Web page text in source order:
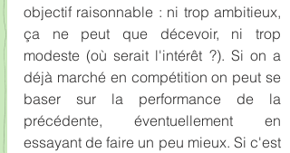
objectif raisonnable : ni trop ambitieux,
ça ne peut que décevoir, ni trop
modeste (où serait l'intérêt ?). Si on a
déjà marché en compétition on peut se
baser sur la performance de la
précédente, éventuellement en
essayant de faire un peu mieux. Si c'est